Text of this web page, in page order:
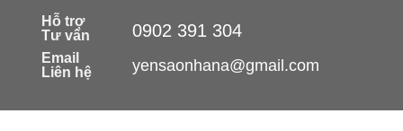
Hỗ trợ
Tư vấn
0902 391 304
Email
Liên hệ
yensaonhana@gmail.com